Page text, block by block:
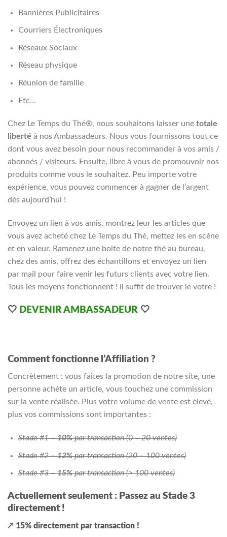
Bannières Publicitaires
Courriers Électroniques
Réseaux Sociaux
Réseau physique
Réunion de famille
Etc…
Chez Le Temps du Thé®, nous souhaitons laisser une totale
liberté à nos Ambassadeurs. Nous vous fournissons tout ce
dont vous avez besoin pour nous recommander à vos amis /
abonnés / visiteurs. Ensuite, libre à vous de promouvoir nos
produits comme vous le souhaitez. Peu importe votre
expérience, vous pouvez commencer à gagner de l’argent
dès aujourd’hui !
Envoyez un lien à vos amis, montrez leur les articles que
vous avez acheté chez Le Temps du Thé, mettez les en scène
et en valeur. Ramenez une boite de notre thé au bureau,
chez des amis, offrez des échantillons et envoyez un lien
par mail pour faire venir les futurs clients avec votre lien.
Tous les moyens fonctionnent ! Il suffit de trouver le votre !
🤍 DEVENIR AMBASSADEUR 🤍
Comment fonctionne l’Affiliation ?
Concrètement : vous faites la promotion de notre site, une
personne achète un article, vous touchez une commission
sur la vente réalisée. Plus votre volume de vente est élevé,
plus vos commissions sont importantes :
Stade #1 –10%par transaction (0 – 20 ventes)
Stade #2 –12%par transaction (20 – 100 ventes)
Stade #3 –15%par transaction (> 100 ventes)
Actuellement seulement : Passez au Stade 3
directement !
↗️ 15% directement par transaction !